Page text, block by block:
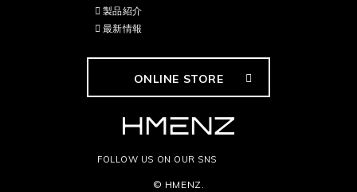
製品紹介
最新情報
ONLINE STORE
FOLLOW US ON OUR SNS
© HMENZ.